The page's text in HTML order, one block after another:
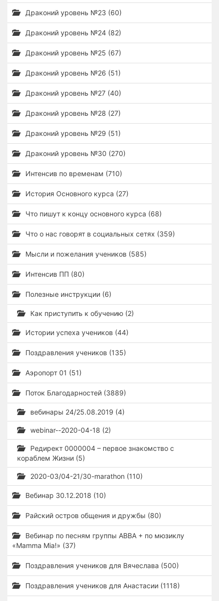
Драконий уровень №23 (60)
Драконий уровень №24 (82)
Драконий уровень №25 (67)
Драконий уровень №26 (51)
Драконий уровень №27 (40)
Драконий уровень №28 (27)
Драконий уровень №29 (51)
Драконий уровень №30 (270)
Интенсив по временам (710)
История Основного курса (27)
Что пишут к концу основного курса (68)
Что о нас говорят в социальных сетях (359)
Мысли и пожелания учеников (585)
Интенсив ПП (80)
Полезные инструкции (6)
Как приступить к обучению (2)
Истории успеха учеников (44)
Поздравления учеников (135)
Аэропорт 01 (51)
Поток Благодарностей (3889)
вебинары 24/25.08.2019 (4)
webinar--2020-04-18 (2)
Редирект 0000004 – первое знакомство с
кораблем Жизни (5)
2020-03/04-21/30-marathon (110)
Вебинар 30.12.2018 (10)
Райский остров общения и дружбы (80)
Вебинар по песням группы ABBA + по мюзиклу
«Mamma Mia!» (37)
Поздравления учеников для Вячеслава (500)
Поздравления учеников для Анастасии (1118)